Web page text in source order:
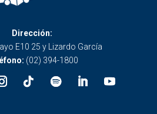
Dirección:
E10 25 y Lizardo García
(02) 394-1800